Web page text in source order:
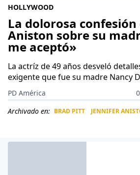
HOLLYWOOD
La dolorosa
Aniston sobre su
me aceptó»
La actríz de 49 años desveló
exigente que fue su madre Nancy
PD América
Archivado en: BRAD PITT JENNIFER